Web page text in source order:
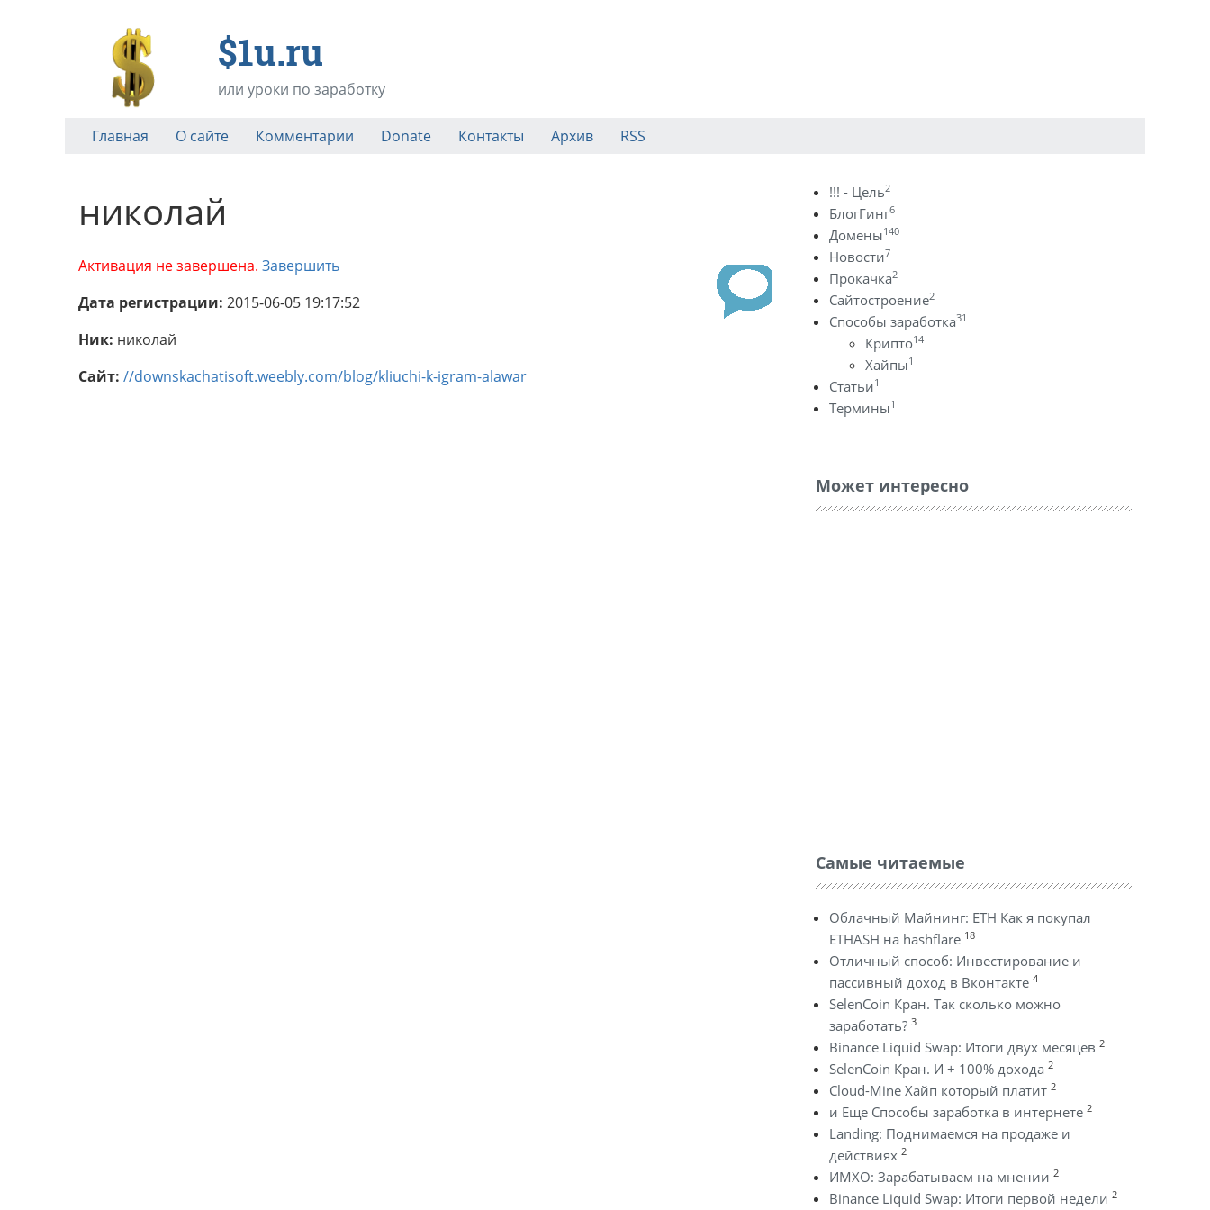
$1u.ru
или уроки по заработку
Главная О сайте Комментарии Donate Контакты Архив RSS
николай
Активация не завершена. Завершить
Дата регистрации: 2015-06-05 19:17:52
Ник: николай
Сайт: //downskachatisoft.weebly.com/blog/kliuchi-k-igram-alawar
!!! - Цель2
БлогГинг6
Домены140
Новости7
Прокачка2
Сайтостроение2
Способы заработка31
Крипто14
Хайпы1
Статьи1
Термины1
Может интересно
Самые читаемые
Облачный Майнинг: ETH Как я покупал
ETHASH на hashflare 18
Отличный способ: Инвестирование и
пассивный доход в Вконтакте 4
SelenCoin Кран. Так сколько можно
заработать? 3
Binance Liquid Swap: Итоги двух месяцев 2
SelenCoin Кран. И + 100% дохода 2
Cloud-Mine Хайп который платит 2
и Еще Способы заработка в интернете 2
Landing: Поднимаемся на продаже и
действиях 2
ИМХО: Зарабатываем на мнении 2
Binance Liquid Swap: Итоги первой недели 2